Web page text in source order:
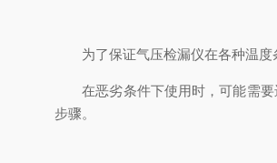
为了保证气压检漏仪在各种温度
在恶劣条件下使用时，可能需要
步骤。